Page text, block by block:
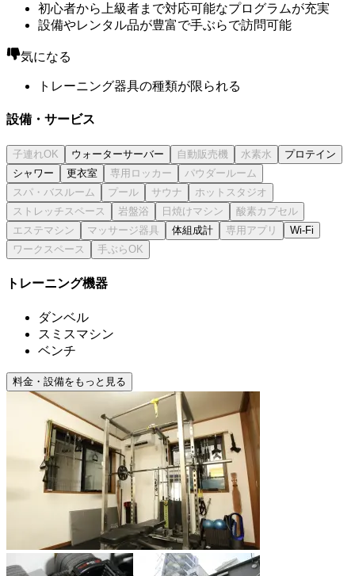
初心者から上級者まで対応可能なプログラムが充実
設備やレンタル品が豊富で手ぶらで訪問可能
気になる
トレーニング器具の種類が限られる
設備・サービス
ウォーターサーバー
プロテイン
シャワー
更衣室
体組成計 Wi-Fi
トレーニング機器
ダンベル
スミスマシン
ベンチ
料金・設備をもっと見る